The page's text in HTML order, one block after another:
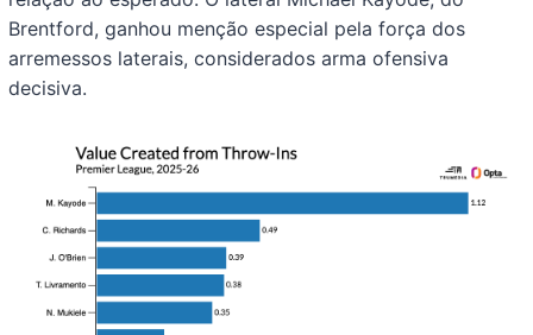
Brentford, ganhou menção especial pela força dos
arremessos laterais, considerados arma ofensiva
decisiva.